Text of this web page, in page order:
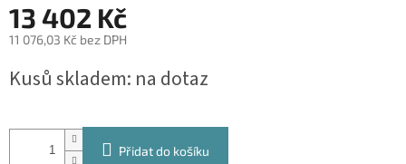
13 402 Kč
11 076,03 Kč bez DPH
cena:
Kusů skladem: na dotaz
Přidat do košíku